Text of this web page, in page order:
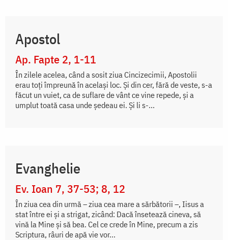
Apostol
Ap. Fapte 2, 1-11
În zilele acelea, când a sosit ziua Cincizecimii, Apostolii
erau toți împreună în același loc. Și din cer, fără de veste, s-a
făcut un vuiet, ca de suflare de vânt ce vine repede, și a
umplut toată casa unde ședeau ei. Și li s-...
Evanghelie
Ev. Ioan 7, 37-53; 8, 12
În ziua cea din urmă – ziua cea mare a sărbătorii –, Iisus a
stat între ei și a strigat, zicând: Dacă însetează cineva, să
vină la Mine și să bea. Cel ce crede în Mine, precum a zis
Scriptura, râuri de apă vie vor...